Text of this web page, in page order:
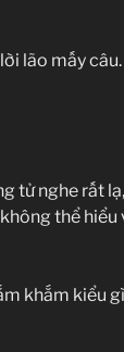
lão mấy câu.
tử nghe rất
thể hiểu
khắm kiểu